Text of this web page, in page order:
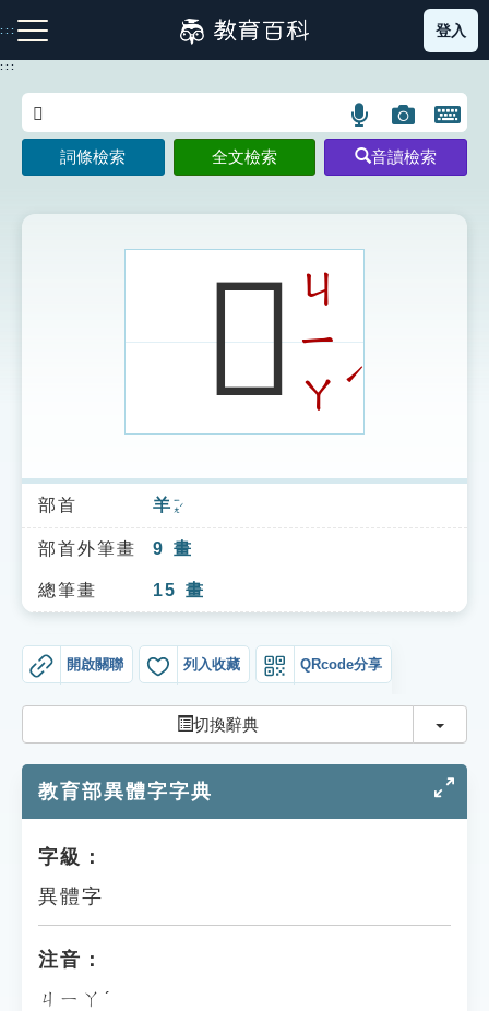
到
主
:::
注音索引圖示 筆畫索引圖示 部首索引表圖示
索引選單
知識索引
單字索引
貓頭鷹博士
登入
:::
語
言
搜
示
圖
片
搜
開
鍵
圖
詞條檢索 全文檢索 音讀檢索
𦎩 ㄐ
ㄧ
ㄚ
ˊ
部首 羊 ㄧㄤˊ
部首外筆畫 9 畫
總筆畫 15 畫
開啟關聯 列入收藏 QRcode分享
切換辭典 切換
教育部異體字字典
字級：
異體字
注音：
ㄐㄧㄚˊ